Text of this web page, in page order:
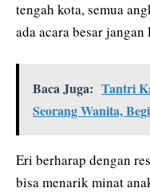
tengah kota, semua
ada acara besar
Baca Juga: Tantri
Seorang Wanita,
Eri berharap dengan
bisa menarik minat